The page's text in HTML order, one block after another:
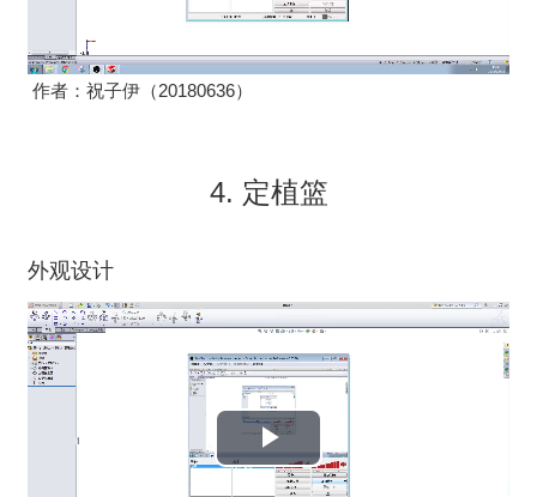
放
视
作者：祝子伊（20180636）
4. 定植篮
外观设计
播